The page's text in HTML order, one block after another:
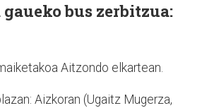
bus zerbitzua:
Aitzondo elkartean.
Aizkoran (Ugaitz Mugerza,